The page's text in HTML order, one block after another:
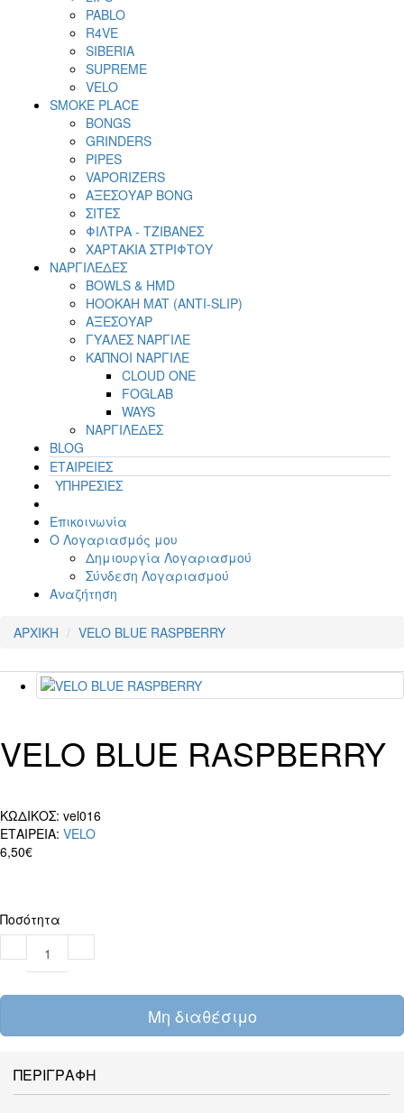
PABLO
R4VE
SIBERIA
SUPREME
VELO
SMOKE PLACE
BONGS
GRINDERS
PIPES
VAPORIZERS
ΑΞΕΣΟΥΑΡ BONG
ΣΙΤΕΣ
ΦΙΛΤΡΑ - ΤΖΙΒΑΝΕΣ
ΧΑΡΤΑΚΙΑ ΣΤΡΙΦΤΟΥ
ΝΑΡΓΙΛΕΔΕΣ
BOWLS & HMD
HOOKAH MAT (ANTI-SLIP)
ΑΞΕΣΟΥΑΡ
ΓΥΑΛΕΣ ΝΑΡΓΙΛΕ
ΚΑΠΝΟΙ ΝΑΡΓΙΛΕ
CLOUD ONE
FOGLAB
WAYS
ΝΑΡΓΙΛΕΔΕΣ
BLOG
ΕΤΑΙΡΕΙΕΣ
ΥΠΗΡΕΣΙΕΣ
Επικοινωνία
Ο Λογαριασμός μου
Δημιουργία Λογαριασμού
Σύνδεση Λογαριασμού
Αναζήτηση
ΑΡΧΙΚΗ VELO BLUE RASPBERRY
VELO BLUE RASPBERRY
ΚΩΔΙΚΟΣ: vel016
ΕΤΑΙΡΕΙΑ: VELO
6,50€
Ποσότητα
Μη διαθέσιμο
ΠΕΡΙΓΡΑΦΗ